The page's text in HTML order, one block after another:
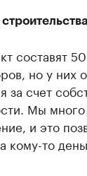
составят
но у них
за счет
Мы
и это
кому-то